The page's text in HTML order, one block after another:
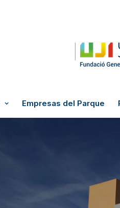
Empresas del Parque